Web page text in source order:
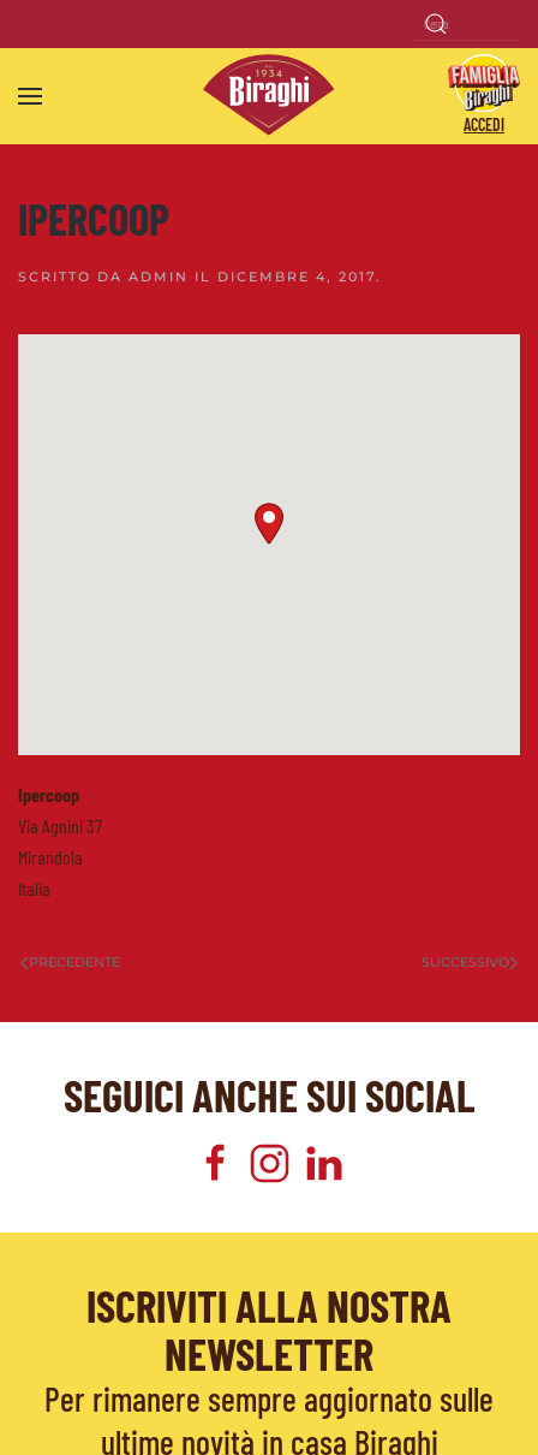
Skip to main content
ACCEDI
IPERCOOP
SCRITTO DA ADMIN IL DICEMBRE 4, 2017.
Ipercoop
Via Agnini 37
Mirandola
Italia
PRECEDENTE SUCCESSIVO
SEGUICI ANCHE SUI SOCIAL
ISCRIVITI ALLA NOSTRA
NEWSLETTER
Per rimanere sempre aggiornato sulle
ultime novità in casa Biraghi